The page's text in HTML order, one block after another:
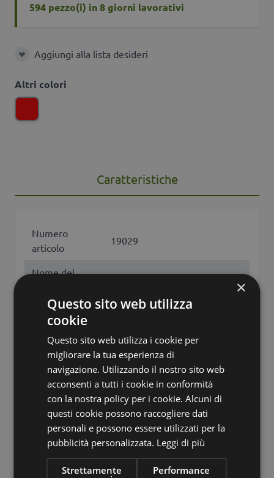
594 pezzo(i) in 8 giorni lavorativi
Aggiungi alla lista desideri
Aggiungi alla lista desideri
Altri colori
Caratteristiche
Numero
articolo
19029
Nome del
tipo di
prodotto
Tipo di
prodotto
specifico
Flachs
Caratteristiche
aggiuntive
con spighe
Fissato
stelo
Rosso
×
Questo sito web utilizza
cookie
Questo sito web utilizza i cookie per
migliorare la tua esperienza di
navigazione. Utilizzando il nostro sito web
acconsenti a tutti i cookie in conformità
con la nostra policy per i cookie. Alcuni di
questi cookie possono raccogliere dati
personali e possono essere utilizzati per la
pubblicità personalizzata. Leggi di più
Strettamente
Performance